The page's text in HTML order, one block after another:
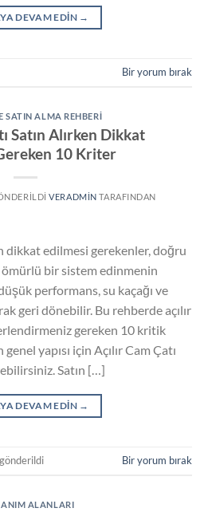
DEVAM EDIN →
Bir yorum bırak
SATIN ALMA REHBERI
Satın Alırken Dikkat
10 Kriter
VERADMIN TARAFINDAN
dikkat edilmesi gerekenler, doğru
ömürlü bir sistem edinmenin
performans, su kaçağı ve
geri dönebilir. Bu rehberde açılır
gereken 10 kritik
yapısı için Açılır Cam Çatı
Satın […]
DEVAM EDIN →
gönderildi Bir yorum bırak
ALANLARI